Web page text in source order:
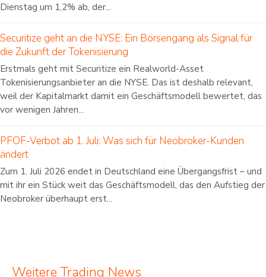
Dienstag um 1,2% ab, der...
Securitize geht an die NYSE: Ein Börsengang als Signal für
die Zukunft der Tokenisierung
Erstmals geht mit Securitize ein Realworld-Asset
Tokenisierungsanbieter an die NYSE. Das ist deshalb relevant,
weil der Kapitalmarkt damit ein Geschäftsmodell bewertet, das
vor wenigen Jahren...
PFOF-Verbot ab 1. Juli: Was sich für Neobroker-Kunden
ändert
Zum 1. Juli 2026 endet in Deutschland eine Übergangsfrist – und
mit ihr ein Stück weit das Geschäftsmodell, das den Aufstieg der
Neobroker überhaupt erst...
Weitere Trading News